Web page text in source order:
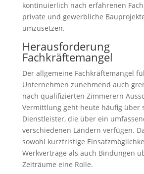
kontinuierlich nach erfahrenen
private und gewerbliche
umzusetzen.
Herausforderung
Fachkräftemangel
Der allgemeine Fachkräftemangel
Unternehmen zunehmend auch
nach qualifizierten Zimmerern
Vermittlung geht heute häufig über
Dienstleister, die über ein
verschiedenen Ländern verfügen.
sowohl kurzfristige
Werkverträge als auch Bindungen
Zeiträume eine Rolle.